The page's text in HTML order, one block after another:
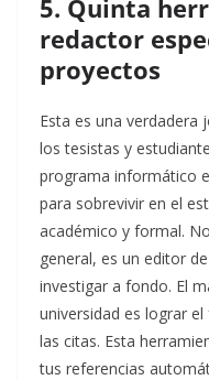
5. Quinta
redactor
proyectos
Esta es una verdadera
los tesistas y
programa informático
para sobrevivir en el
académico y formal.
general, es un editor
investigar a fondo. El
universidad es lograr
las citas. Esta
tus referencias